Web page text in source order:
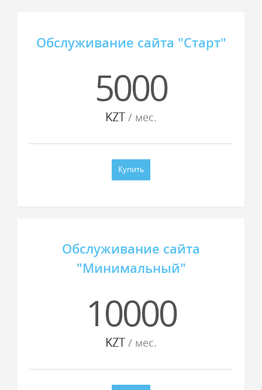
Обслуживание сайта "Старт"
5000
KZT / мес.
Купить
Обслуживание сайта
"Минимальный"
10000
KZT / мес.